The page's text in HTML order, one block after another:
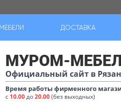
ДОСТАВКА
МУРОМ-
Официальный сайт в
Время работы фирменного
с 10.00до20.00(без выходных)